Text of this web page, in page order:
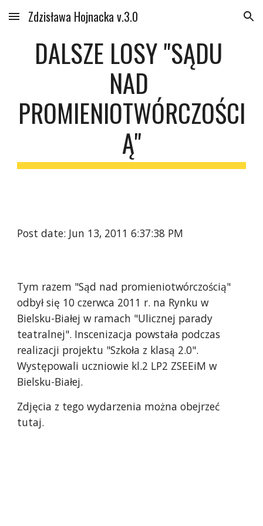
Skip to main content Skip to navigation
Zdzisława Hojnacka v.3.0
DALSZE LOSY "SĄDU
NAD
PROMIENIOTWÓRCZOŚCI
Ą"
Post date: Jun 13, 2011 6:37:38 PM
Tym razem "Sąd nad promieniotwórczością"
odbył się 10 czerwca 2011 r. na Rynku w
Bielsku-Białej w ramach "Ulicznej parady
teatralnej". Inscenizacja powstała podczas
realizacji projektu "Szkoła z klasą 2.0".
Występowali uczniowie kl.2 LP2 ZSEEiM w
Bielsku-Białej.
Zdjęcia z tego wydarzenia można obejrzeć
tutaj.